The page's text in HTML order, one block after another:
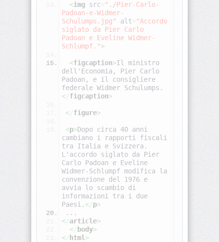
<acronym>
<address>
<applet>
<area>
<b>
<base>
<basefont>
<bdo>
<big>
<img src="./Pier-Carlo-
Padoan-e-Widmer-
Schulumps.jpg"
alt="Accordo
siglato da Pier Carlo
Padoan e Eveline Widmer-
Schlumpf.">
<figcaption>Il ministro
dell'Economia, Pier Carlo
Padoan, e il consigliere
federale Widmer Schulumps.
</figcaption>
</figure>
<p>Dopo circa 40 anni
cambiano i rapporti fiscali
tra Italia e Svizzera.
L'accordo siglato da Pier
Carlo Padoan e Eveline
Widmer-Schlumpf modifica la
convenzione del 1976 e
avvia lo scambio di
informazioni tra i due
Paesi.</p>
...
</article>
</ body>
</ html >